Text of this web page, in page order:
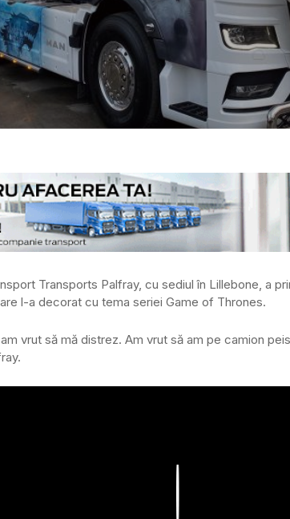
Transports Palfray, cu sediul în Lillebone, a
l-a decorat cu tema seriei Game of Thrones.
am vrut să mă distrez. Am vrut să am pe camion